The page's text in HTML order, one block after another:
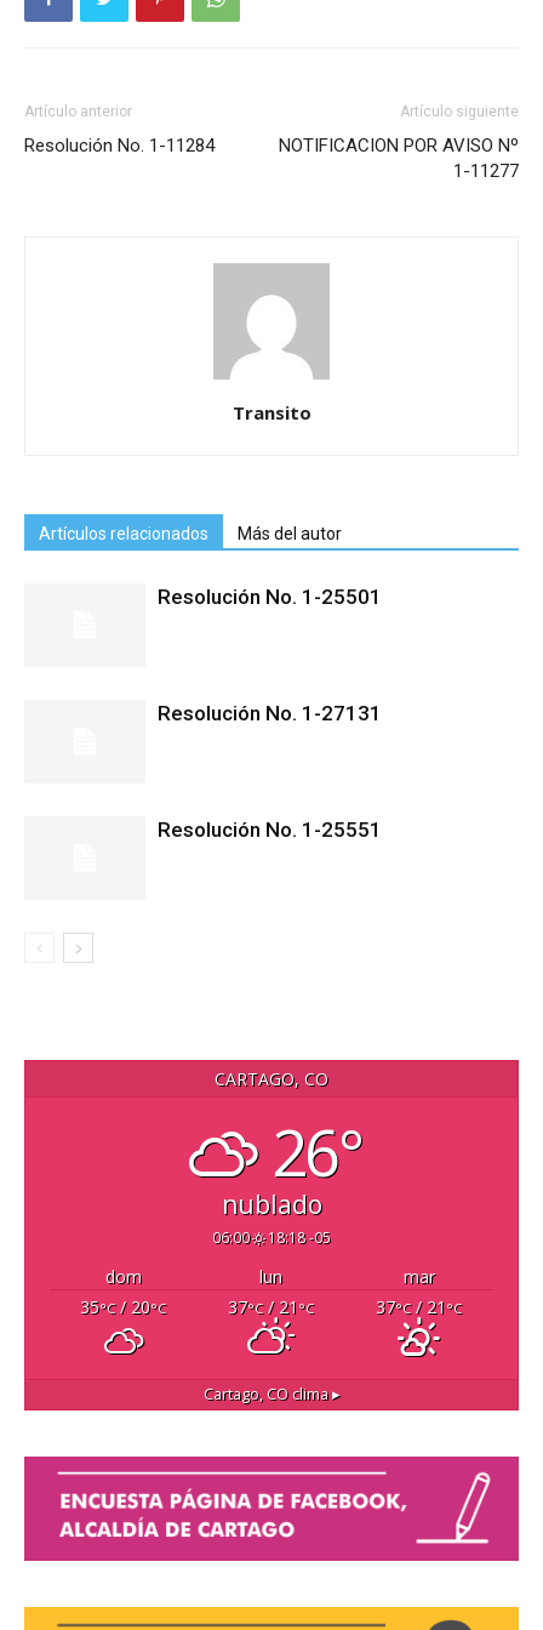
Artículo anterior
Resolución No. 1-11284
Artículo siguiente
NOTIFICACION POR AVISO Nº
1-11277
Transito
Artículos relacionados Más del autor
Resolución No. 1-25501
Resolución No. 1-27131
Resolución No. 1-25551
CARTAGO, CO
26°
nublado
06:00 18:18 -05
dom lun
mar
35°C/ 20°C 37°C/ 21 °C 37°C/ 21 °C
Cartago, COclima ▸